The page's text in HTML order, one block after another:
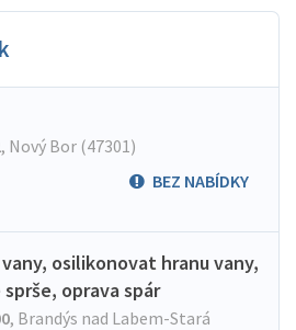
, Nový Bor (47301)
BEZ NABÍDKY
osilikonovat hranu vany,
oprava spár
, Brandýs nad Labem-Stará